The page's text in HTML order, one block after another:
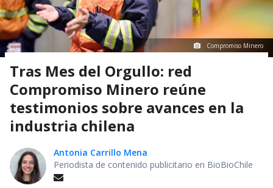
Compromiso Minero
Tras Mes del Orgullo: red
Compromiso Minero reúne
testimonios sobre avances en la
industria chilena
Antonia Carrillo Mena
Periodista de contenido publicitario en BioBioChile